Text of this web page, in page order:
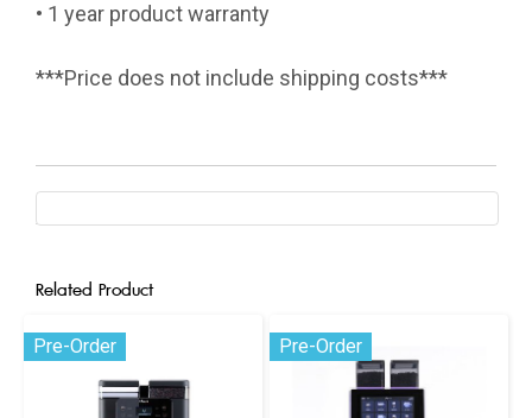
• 1 year product warranty
***Price does not include shipping costs***
Related Product
Pre-Order Pre-Order